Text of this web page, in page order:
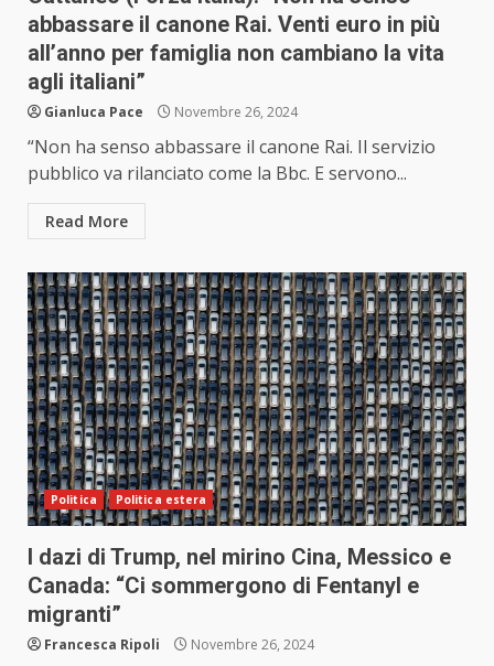
abbassare il canone Rai. Venti euro in più
all’anno per famiglia non cambiano la vita
agli italiani”
Gianluca Pace Novembre 26, 2024
“Non ha senso abbassare il canone Rai. Il servizio
pubblico va rilanciato come la Bbc. E servono...
Read More
Politica Politica estera
I dazi di Trump, nel mirino Cina, Messico e
Canada: “Ci sommergono di Fentanyl e
migranti”
Francesca Ripoli Novembre 26, 2024